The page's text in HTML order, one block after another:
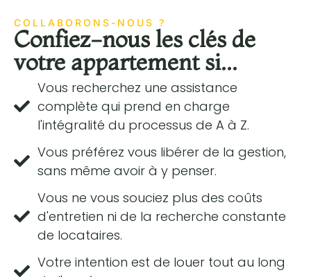
COLLABORONS-NOUS ?
Confiez-nous les clés de
votre appartement si...
Vous recherchez une assistance
complète qui prend en charge
l'intégralité du processus de A à Z.
Vous préférez vous libérer de la gestion,
sans même avoir à y penser.
Vous ne vous souciez plus des coûts
d'entretien ni de la recherche constante
de locataires.
Votre intention est de louer tout au long